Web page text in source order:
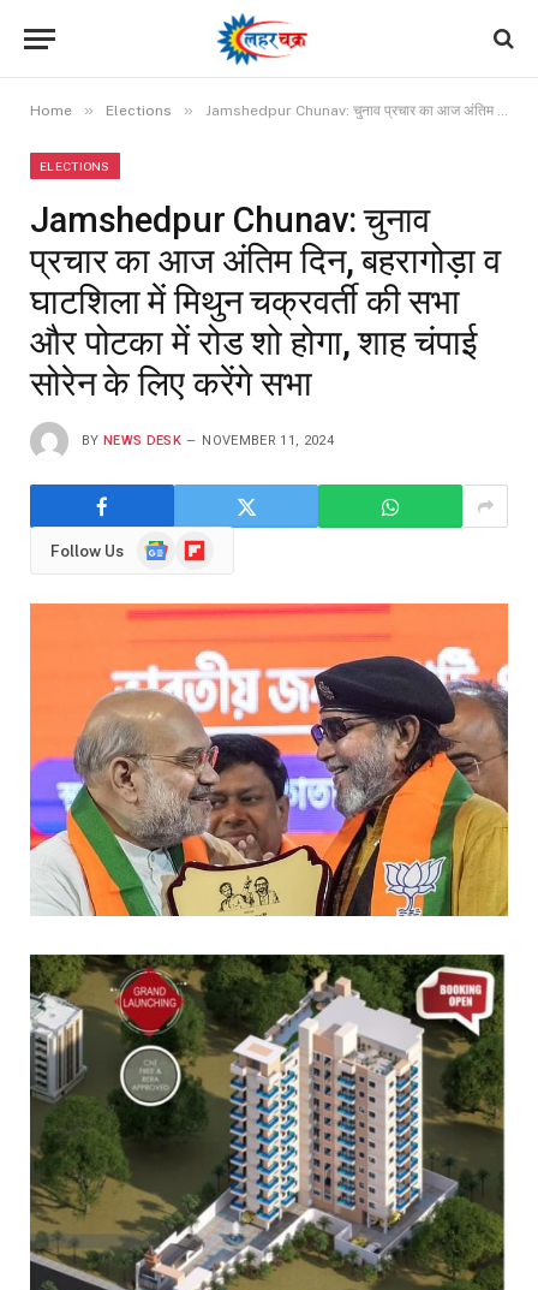
Home » Elections » Jamshedpur Chunav: चुनाव प्रचार का आज अंतिम दिन, बहरागोड़ा व घाटशिला में मिथुन चक्रवर्ती की सभा और पोटका में रोड शो होगा, शाह चंपाई सोरेन के लिए करेंगे सभा
ELECTIONS
Jamshedpur Chunav: चुनाव
प्रचार का आज अंतिम दिन, बहरागोड़ा व
घाटशिला में मिथुन चक्रवर्ती की सभा
और पोटका में रोड शो होगा, शाह चंपाई
सोरेन के लिए करेंगे सभा
BY NEWS DESK NOVEMBER 11, 2024
Follow Us
GoogleFlipboard